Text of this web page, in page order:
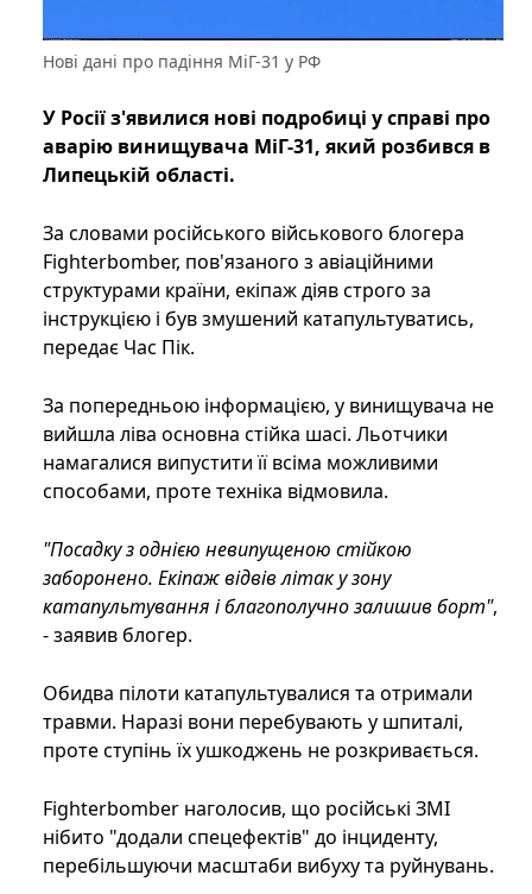
Нові дані про падіння МіГ-31 у РФ
У Росії з'явилися нові подробиці у справі про
аварію винищувача МіГ-31, який розбився в
Липецькій області.
За словами російського військового блогера
Fighterbomber, пов'язаного з авіаційними
структурами країни, екіпаж діяв строго за
інструкцією і був змушений катапультуватись,
передає Час Пік.
За попередньою інформацією, у винищувача не
вийшла ліва основна стійка шасі. Льотчики
намагалися випустити її всіма можливими
способами, проте техніка відмовила.
"Посадку з однією невипущеною стійкою
заборонено. Екіпаж відвів літак у зону
катапультування і благополучно залишив борт",
- заявив блогер.
Обидва пілоти катапультувалися та отримали
травми. Наразі вони перебувають у шпиталі,
проте ступінь їх ушкоджень не розкривається.
Fighterbomber наголосив, що російські ЗМІ
нібито "додали спецефектів" до інциденту,
перебільшуючи масштаби вибуху та руйнувань.